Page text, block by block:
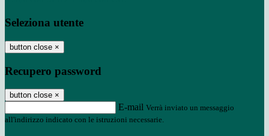
Seleziona utente
button close ×
Recupero password
button close ×
E-mail Verrà inviato un messaggio
all'indirizzo indicato con le istruzioni necessarie.